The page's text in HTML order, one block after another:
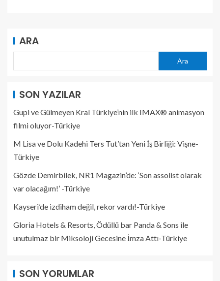
ARA
Ara
SON YAZILAR
Gupi ve Gülmeyen Kral Türkiye’nin ilk IMAX® animasyon
filmi oluyor-Türkiye
M Lisa ve Dolu Kadehi Ters Tut’tan Yeni İş Birliği: Vişne-
Türkiye
Gözde Demirbilek, NR1 Magazin’de: ‘Son assolist olarak
var olacağım!’ -Türkiye
Kayseri’de izdiham değil, rekor vardı!-Türkiye
Gloria Hotels & Resorts, Ödüllü bar Panda & Sons ile
unutulmaz bir Miksoloji Gecesine İmza Attı-Türkiye
SON YORUMLAR